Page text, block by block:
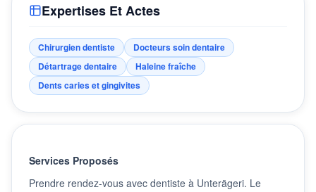
Expertises Et Actes
Chirurgien dentiste
Docteurs soin dentaire
Détartrage dentaire
Haleine fraîche
Dents caries et gingivites
Services Proposés
Prendre rendez-vous avec dentiste à Unterägeri. Le